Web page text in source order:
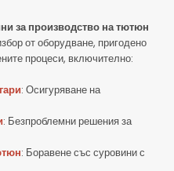
за производство на тютюн
от оборудване, пригодено
процеси, включително:
: Осигуряване на
: Безпроблемни решения за
: Боравене със суровини с